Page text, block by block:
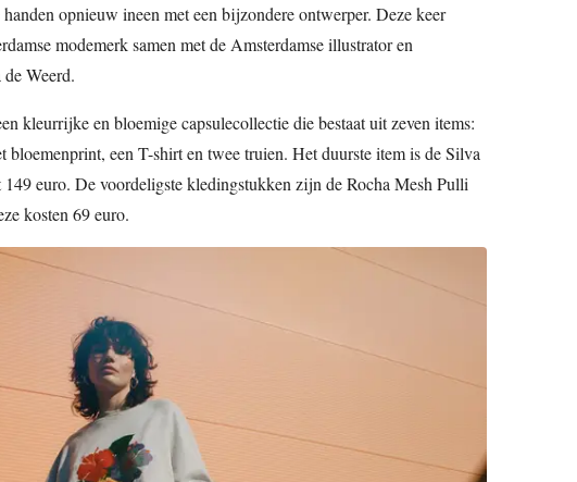
opnieuw ineen met een bijzondere ontwerper. Deze keer
modemerk samen met de Amsterdamse illustrator en
de Weerd.
kleurrijke en bloemige capsulecollectie die bestaat uit zeven items:
bloemenprint, een T-shirt en twee truien. Het duurste item is de Silva
euro. De voordeligste kledingstukken zijn de Rocha Mesh Pulli
kosten 69 euro.